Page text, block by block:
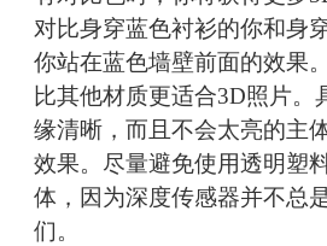
对比身穿蓝色衬衫的你和身
你站在蓝色墙壁前面的效果
比其他材质更适合3D照片。
缘清晰，而且不会太亮的主
效果。尽量避免使用透明塑
体，因为深度传感器并不总
们。